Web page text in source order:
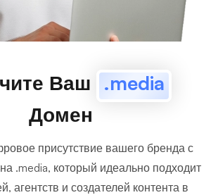
Ваш .media
Домен
присутствие вашего бренда с
.media, который идеально подходит
агентств и создателей контента в